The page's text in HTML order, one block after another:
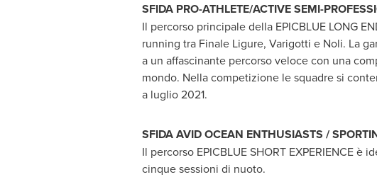
SFIDA PRO-ATHLETE/ACTIVE SEMI-
Il percorso principale della EPICBLUE LONG
running tra Finale Ligure, Varigotti e Noli. La
a un affascinante percorso veloce con una
mondo. Nella competizione le squadre si
a luglio 2021.
SFIDA AVID OCEAN ENTHUSIASTS /
Il percorso EPICBLUE SHORT EXPERIENCE
cinque sessioni di nuoto.